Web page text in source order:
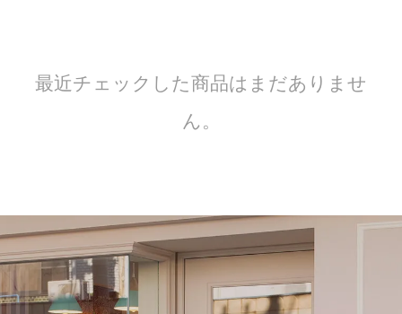
最近チェックした商品はまだありませ
ん。